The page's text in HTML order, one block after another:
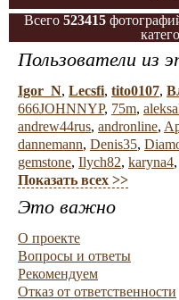
Всего 523415
Пользователи из
Igor_N, Lecsfi, tito0107,
666JOHNNYP, 75m,
andrew44rus, andronline,
dannemann, Denis35,
gemstone, Ilych82, karyna4,
Показать всех >>
Это важно
О проекте
Вопросы и ответы
Рекомендуем
Отказ от ответственности